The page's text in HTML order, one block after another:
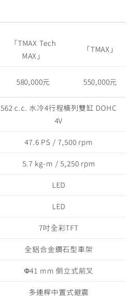
「TMAX Tech
MAX」
「TMAX」
580,000元 550,000元
562 c.c. 水冷4行程橫列雙缸 DOHC
4V
47.6 PS / 7,500 rpm
5.7 kg-m / 5,250 rpm
LED
LED
7吋全彩TFT
全鋁合金鑽石型車架
Φ41 mm 倒立式前叉
多連桿中置式避震